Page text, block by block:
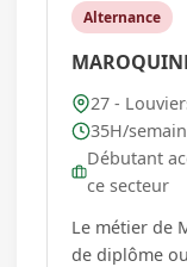
Alternance
27 -
35H/
Débutant
ce secteur
Le métier de
de diplôme